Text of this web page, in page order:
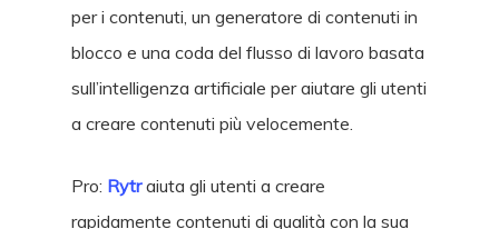
per i contenuti, un generatore di contenuti in
blocco e una coda del flusso di lavoro basata
sull’intelligenza artificiale per aiutare gli utenti
a creare contenuti più velocemente.
Pro: Rytraiuta gli utenti a creare
rapidamente contenuti di qualità con la sua